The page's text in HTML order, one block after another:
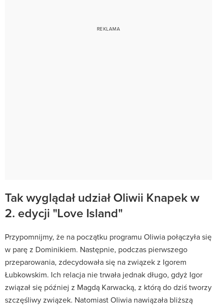
Tak wyglądał udział Oliwii Knapek w
2. edycji "Love Island"
Przypomnijmy, że na początku programu Oliwia połączyła się
w parę z Dominikiem. Następnie, podczas pierwszego
przeparowania, zdecydowała się na związek z Igorem
Łubkowskim. Ich relacja nie trwała jednak długo, gdyż Igor
związał się później z Magdą Karwacką, z którą do dziś tworzy
szczęśliwy związek. Natomiast Oliwia nawiązała bliższą